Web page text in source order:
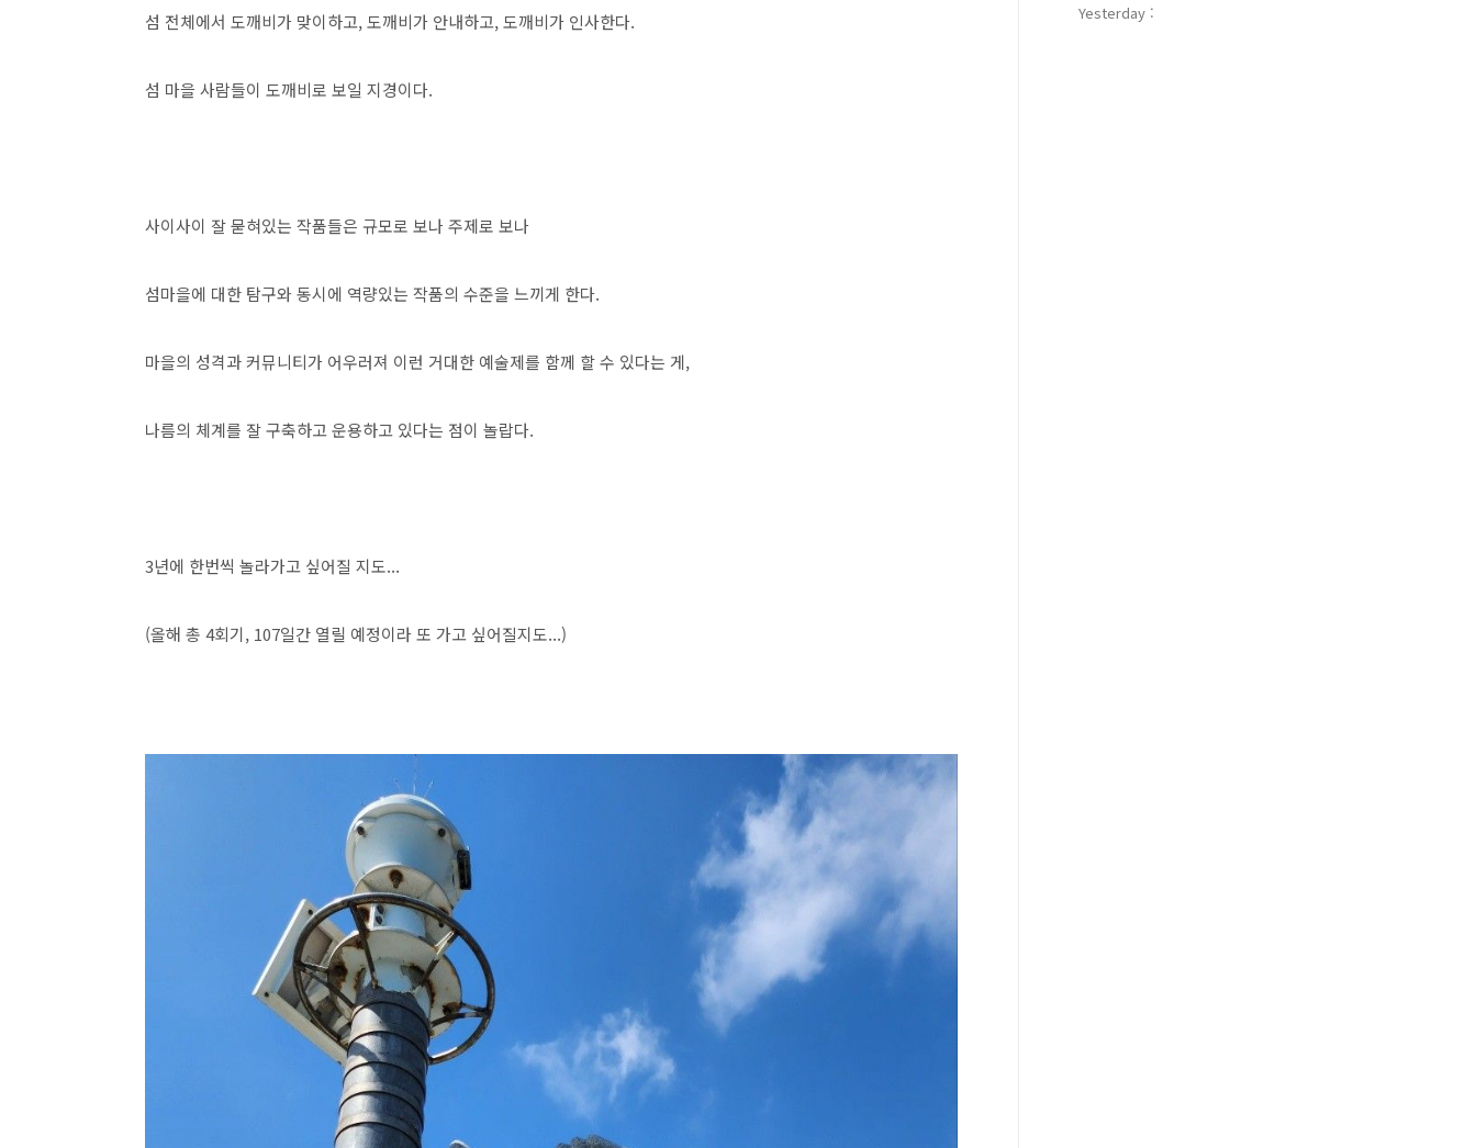
섬 전체에서 도깨비가 맞이하고, 도깨비가 안내하고, 도깨비가 인사한다.
섬 마을 사람들이 도깨비로 보일 지경이다.
사이사이 잘 묻혀있는 작품들은 규모로 보나 주제로 보나
섬마을에 대한 탐구와 동시에 역량있는 작품의 수준을 느끼게 한다.
마을의 성격과 커뮤니티가 어우러져 이런 거대한 예술제를 함께 할 수 있다는 게,
나름의 체계를 잘 구축하고 운용하고 있다는 점이 놀랍다.
3년에 한번씩 놀라가고 싶어질 지도...
(올해 총 4회기, 107일간 열릴 예정이라 또 가고 싶어질지도...)
Yesterday :